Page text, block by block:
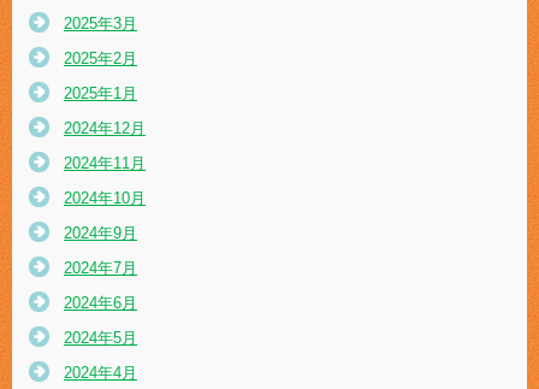
2025年3月
2025年2月
2025年1月
2024年12月
2024年11月
2024年10月
2024年9月
2024年7月
2024年6月
2024年5月
2024年4月